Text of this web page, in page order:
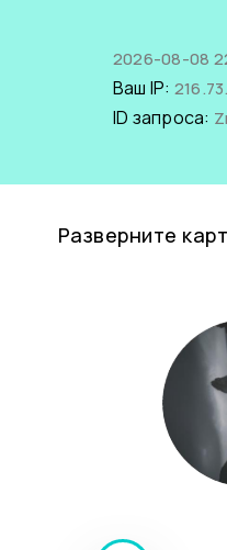
2026-08-08
Ваш IP:
ID запроса:
Разверните